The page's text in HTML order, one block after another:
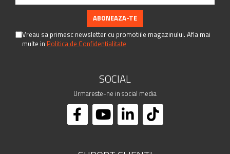
Vreau sa primesc newsletter cu promotiile magazinului. Afla mai
multe in Politica de Confidentialitate
SOCIAL
Urmareste-ne in social media